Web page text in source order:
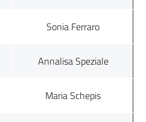
Sonia Ferraro
Annalisa Speziale
Maria Schepis